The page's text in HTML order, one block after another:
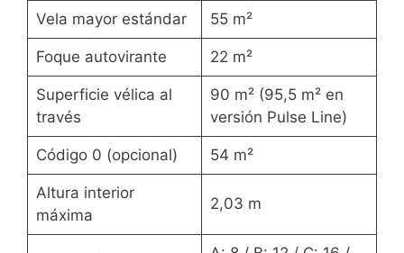
Vela mayor estándar 55 m²
Foque autovirante 22 m²
Superficie vélica al
través
90 m² (95,5 m² en
versión Pulse Line)
Código 0 (opcional) 54 m²
Altura interior
máxima
2,03 m